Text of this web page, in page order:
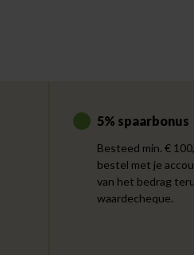
5% spaarbonus
Besteed min. €
bestel met je
van het bedrag
waardecheque.